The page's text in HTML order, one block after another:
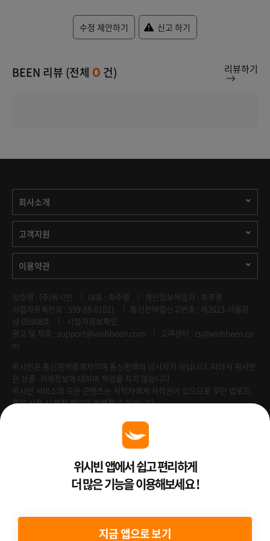
수정 제안하기 신고 하기
BEEN 리뷰 (전체 0 건) 리뷰하기
회사소개
고객지원
이용약관
상호명 : (주)위시빈 대표 : 최주영
개인정보책임자 : 최주영
사업자등록번호 : 599-88-01021
통신판매업신고번호 : 제2023-서울강
남-05908호
사업자정보확인
광고 및 제휴 : support@wishbeen.com
고객센터 : cs@wishbeen.co
m
위시빈은 통신판매중개자이며 통신판매의 당사자가 아닙니다. 따라서 위시빈
은 상품·거래정보에 대하여 책임을 지지 않습니다.
위시빈 서비스의 모든 콘텐츠는 저작자에게 저작권이 있으므로 무단 업로드
혹은 사용 시 법적 책임이 발생할 수 있습니다.
Venture Enterprise위시빈 앱에서 쉽고 편리하게
더 많은 기능을 이용해보세요 !
지금 앱으로 보기